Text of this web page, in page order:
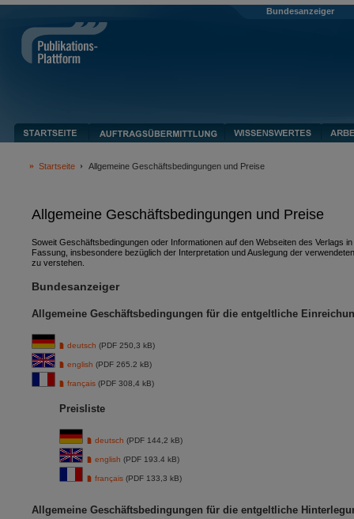
Bundesanzeiger
Startseite Allgemeine Geschäftsbedingungen und Preise
Allgemeine Geschäftsbedingungen und Preise
Soweit Geschäftsbedingungen oder Informationen auf den Webseiten des Verlags
Fassung, insbesondere bezüglich der Interpretation und Auslegung der
zu verstehen.
Bundesanzeiger
Allgemeine Geschäftsbedingungen für die entgeltliche
deutsch (PDF 250,3 kB)
english (PDF 265.2 kB)
français (PDF 308,4 kB)
Preisliste
deutsch (PDF 144,2 kB)
english (PDF 193.4 kB)
français (PDF 133,3 kB)
Allgemeine Geschäftsbedingungen für die entgeltliche